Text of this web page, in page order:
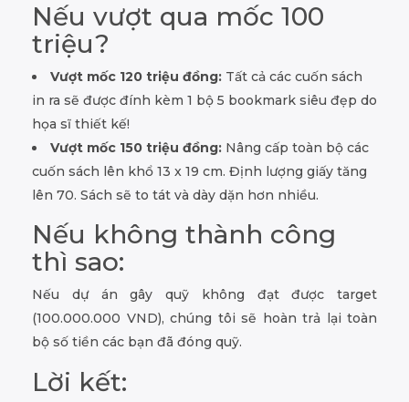
Nếu vượt qua mốc 100
triệu?
Vượt mốc 120 triệu đồng: Tất cả các cuốn sách
in ra sẽ được đính kèm 1 bộ 5 bookmark siêu đẹp do
họa sĩ thiết kế!
Vượt mốc 150 triệu đồng: Nâng cấp toàn bộ các
cuốn sách lên khổ 13 x 19 cm. Định lượng giấy tăng
lên 70. Sách sẽ to tát và dày dặn hơn nhiều.
Nếu không thành công
thì sao:
Nếu dự án gây quỹ không đạt được target
(100.000.000 VND), chúng tôi sẽ hoàn trả lại toàn
bộ số tiền các bạn đã đóng quỹ.
Lời kết: